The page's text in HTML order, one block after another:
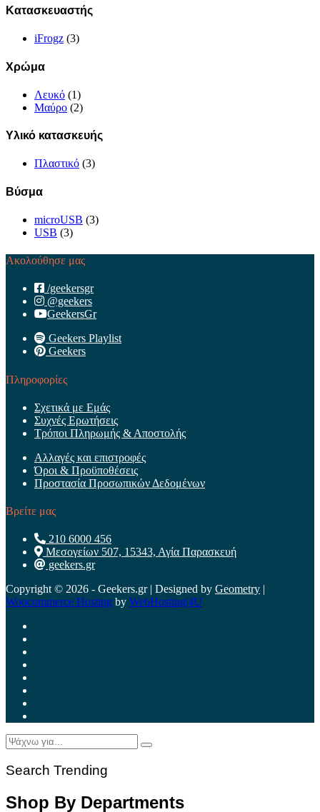
Κατασκευαστής
iFrogz (3)
Χρώμα
Λευκό (1)
Μαύρο (2)
Υλικό κατασκευής
Πλαστικό (3)
Βύσμα
microUSB (3)
USB (3)
Ακολούθησε μας
/geekersgr
@geekers
GeekersGr
Geekers Playlist
Geekers
Πληροφορίες
Σχετικά με Εμάς
Συχνές Ερωτήσεις
Τρόποι Πληρωμής & Αποστολής
Αλλαγές και επιστροφές
Όροι & Προϋποθέσεις
Προστασία Προσωπικών Δεδομένων
Βρείτε μας
210 6000 456
Μεσογείων 507, 15343, Αγία Παρασκευή
geekers.gr
Copyright © 2026 - Geekers.gr | Designed by Geometry |
Woocommerce Hosting by WebHosting|4U
Search Trending
Shop By Departments